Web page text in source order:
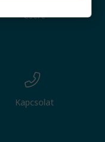
Csere
Kapcsolat